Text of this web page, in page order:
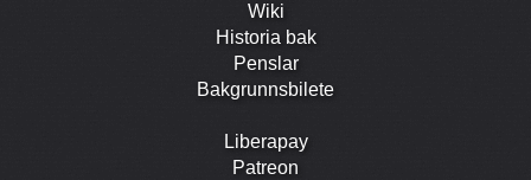
Wiki
Historia bak
Penslar
Bakgrunns­bilete
Liberapay
Patreon